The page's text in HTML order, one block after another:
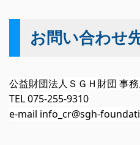
お問い合わせ
公益財団法人ＳＧＨ財団 事
TEL 075-255-9310
e-mail info_cr@sgh-